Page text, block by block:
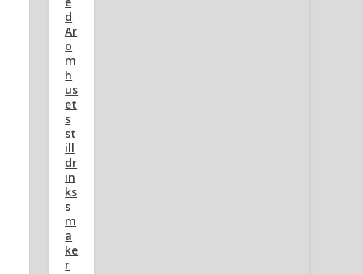
d
Ar
o
m
h
us
et
s
st
ill
dr
in
ks
s
m
a
ke
r